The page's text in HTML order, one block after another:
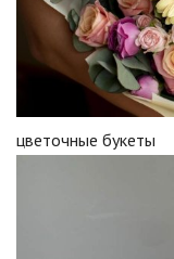
цветочные букеты